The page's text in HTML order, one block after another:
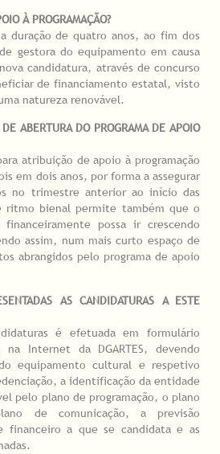
À PROGRAMAÇÃO?
duração de quatro anos, ao fim dos
gestora do equipamento em causa
candidatura, através de concurso
de financiamento estatal, visto
natureza renovável.
ABERTURA DO PROGRAMA DE APOIO
atribuição de apoio à programação
em dois anos, por forma a assegurar
no trimestre anterior ao início das
ritmo bienal permite também que o
possa ir crescendo
assim, num mais curto espaço de
abrangidos pelo programa de apoio
AS CANDIDATURAS A ESTE
é efetuada em formulário
Internet da DGARTES, devendo
equipamento cultural e respetivo
a identificação da entidade
pelo plano de programação, o plano
de comunicação, a previsão
financeiro a que se candidata e as